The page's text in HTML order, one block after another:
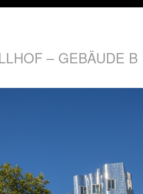
– GEBÄUDE B